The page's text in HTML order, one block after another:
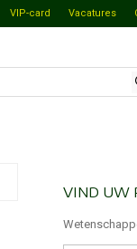
VIP-card Vacatures
VIND UW